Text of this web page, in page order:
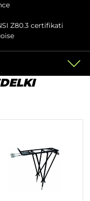
Z80.3 certifikati